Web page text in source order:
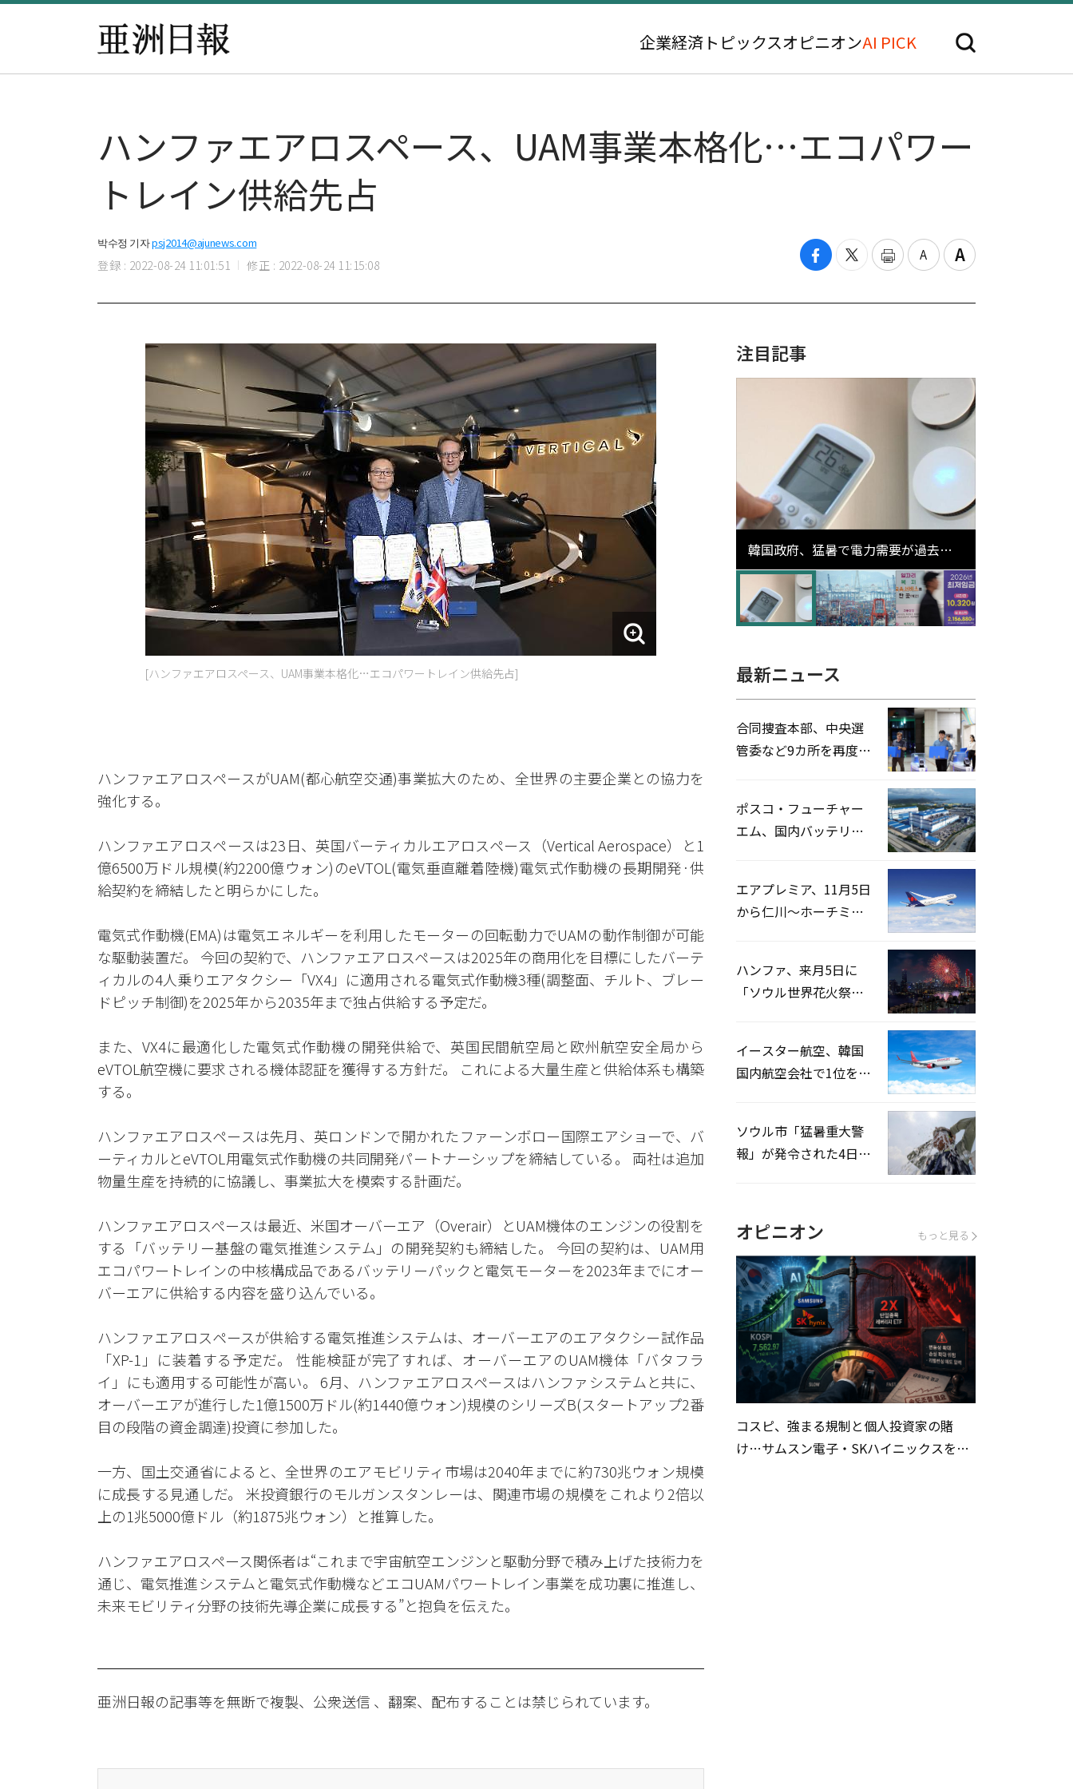
企業経済 トピックスオピニオンAI PICK
ハンファエアロスペース、UAM事業本格化…エコパワー
トレイン供給先占
박수정 기자psj2014@ajunews.com
登録 : 2022-08-24 11:01:51 修正 : 2022-08-24 11:15:08
[ハンファエアロスペース、UAM事業本格化…エコパワートレイン供給先占]
ハンファエアロスペースがUAM(都心航空交通)事業拡大のため、全世界の主要企業との協力を
強化する。
ハンファエアロスペースは23日、英国バーティカルエアロスペース（Vertical Aerospace）と1
億6500万ドル規模(約2200億ウォン)のeVTOL(電気垂直離着陸機)電気式作動機の長期開発·供
給契約を締結したと明らかにした。
電気式作動機(EMA)は電気エネルギーを利用したモーターの回転動力でUAMの動作制御が可能
な駆動装置だ。 今回の契約で、ハンファエアロスペースは2025年の商用化を目標にしたバーテ
ィカルの4人乗りエアタクシー「VX4」に適用される電気式作動機3種(調整面、チルト、ブレー
ドピッチ制御)を2025年から2035年まで独占供給する予定だ。
また、VX4に最適化した電気式作動機の開発供給で、英国民間航空局と欧州航空安全局から
eVTOL航空機に要求される機体認証を獲得する方針だ。 これによる大量生産と供給体系も構築
する。
ハンファエアロスペースは先月、英ロンドンで開かれたファーンボロー国際エアショーで、バ
ーティカルとeVTOL用電気式作動機の共同開発パートナーシップを締結している。 両社は追加
物量生産を持続的に協議し、事業拡大を模索する計画だ。
ハンファエアロスペースは最近、米国オーバーエア（Overair）とUAM機体のエンジンの役割を
する「バッテリー基盤の電気推進システム」の開発契約も締結した。 今回の契約は、UAM用
エコパワートレインの中核構成品であるバッテリーパックと電気モーターを2023年までにオー
バーエアに供給する内容を盛り込んでいる。
ハンファエアロスペースが供給する電気推進システムは、オーバーエアのエアタクシー試作品
「XP-1」に装着する予定だ。 性能検証が完了すれば、オーバーエアのUAM機体「バタフラ
イ」にも適用する可能性が高い。 6月、ハンファエアロスペースはハンファシステムと共に、
オーバーエアが進行した1億1500万ドル(約1440億ウォン)規模のシリーズB(スタートアップ2番
目の段階の資金調達)投資に参加した。
一方、国土交通省によると、全世界のエアモビリティ市場は2040年までに約730兆ウォン規模
に成長する見通しだ。 米投資銀行のモルガンスタンレーは、関連市場の規模をこれより2倍以
上の1兆5000億ドル（約1875兆ウォン）と推算した。
ハンファエアロスペース関係者は“これまで宇宙航空エンジンと駆動分野で積み上げた技術力を
通じ、電気推進システムと電気式作動機などエコUAMパワートレイン事業を成功裏に推進し、
未来モビリティ分野の技術先導企業に成長する”と抱負を伝えた。
亜洲日報の記事等を無断で複製、公衆送信 、翻案、配布することは禁じられています。
注目記事
韓国政府、猛暑で電力需要が過去最
高更新の可能性に需給対応体制を点
検
最新ニュース
合同捜査本部、中央選
管委など9カ所を再度家
ポスコ・フューチャー
エム、国内バッテリー
エアプレミア、11月5日
から仁川〜ホーチミン
ハンファ、来月5日に
「ソウル世界花火祭り
イースター航空、韓国
国内航空会社で1位を記
ソウル市「猛暑重大警
報」が発令された4日、
オピニオン もっと見る
コスピ、強まる規制と個人投資家の賭
け…サムスン電子・SKハイニックスを巡